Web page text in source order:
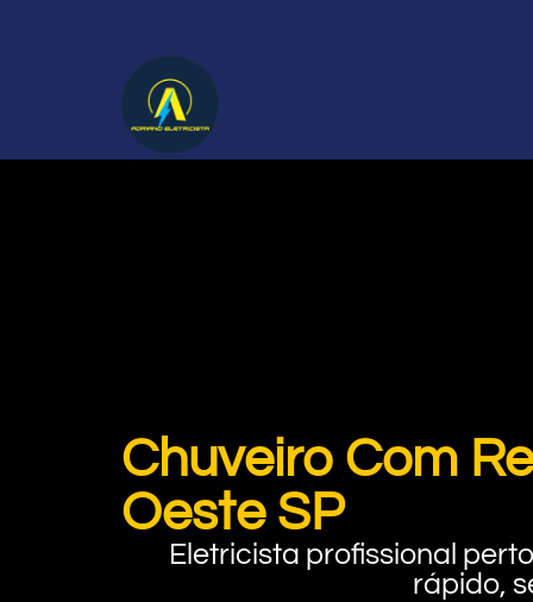
Chuveiro Com
Oeste SP
Eletricista profissional
rápido,